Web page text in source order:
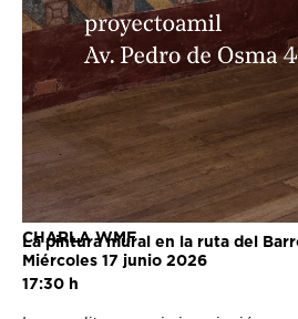
CHARLA WMF
La pintura mural en la ruta del
Miércoles 17 junio 2026
17:30 h